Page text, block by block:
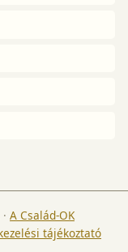
· A Család-OK
tájékoztató